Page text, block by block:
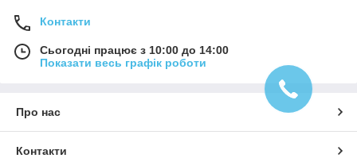
Контакти
Сьогодні працює з 10:00 до 14:00
Показати весь графік роботи
Про нас
Контакти